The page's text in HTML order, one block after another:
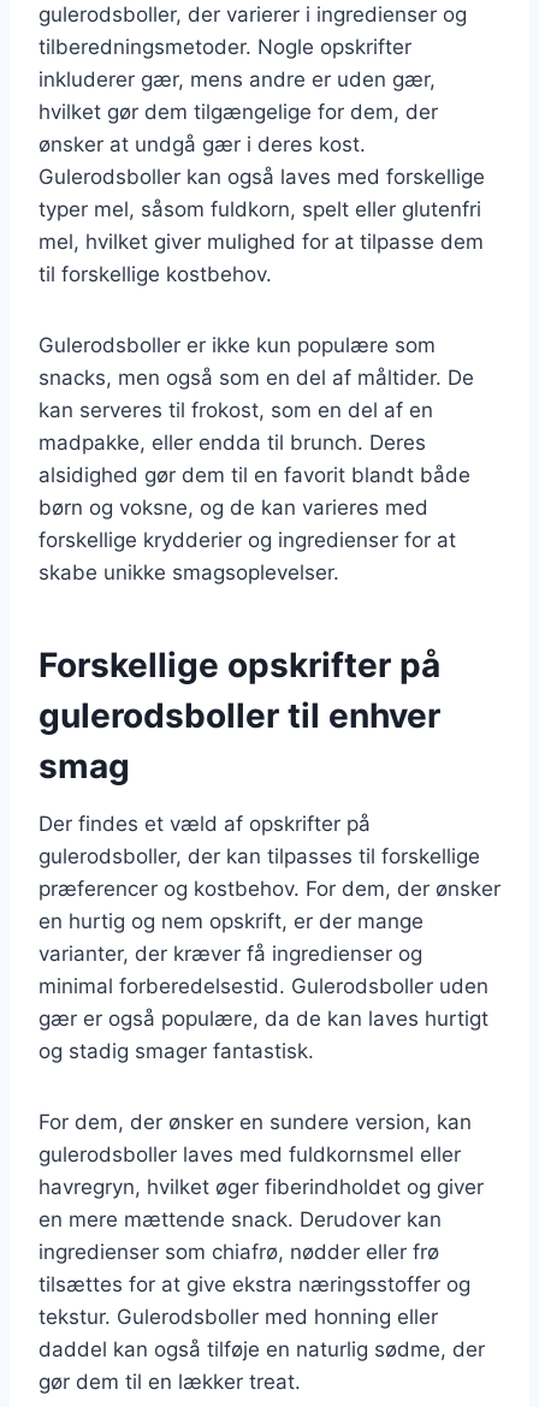
gulerodsboller, der varierer i ingredienser og
tilberedningsmetoder. Nogle opskrifter
inkluderer gær, mens andre er uden gær,
hvilket gør dem tilgængelige for dem, der
ønsker at undgå gær i deres kost.
Gulerodsboller kan også laves med forskellige
typer mel, såsom fuldkorn, spelt eller glutenfri
mel, hvilket giver mulighed for at tilpasse dem
til forskellige kostbehov.
Gulerodsboller er ikke kun populære som
snacks, men også som en del af måltider. De
kan serveres til frokost, som en del af en
madpakke, eller endda til brunch. Deres
alsidighed gør dem til en favorit blandt både
børn og voksne, og de kan varieres med
forskellige krydderier og ingredienser for at
skabe unikke smagsoplevelser.
Forskellige opskrifter på
gulerodsboller til enhver
smag
Der findes et væld af opskrifter på
gulerodsboller, der kan tilpasses til forskellige
præferencer og kostbehov. For dem, der ønsker
en hurtig og nem opskrift, er der mange
varianter, der kræver få ingredienser og
minimal forberedelsestid. Gulerodsboller uden
gær er også populære, da de kan laves hurtigt
og stadig smager fantastisk.
For dem, der ønsker en sundere version, kan
gulerodsboller laves med fuldkornsmel eller
havregryn, hvilket øger fiberindholdet og giver
en mere mættende snack. Derudover kan
ingredienser som chiafrø, nødder eller frø
tilsættes for at give ekstra næringsstoffer og
tekstur. Gulerodsboller med honning eller
daddel kan også tilføje en naturlig sødme, der
gør dem til en lækker treat.